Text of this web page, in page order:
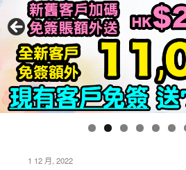
1 12 月, 2022